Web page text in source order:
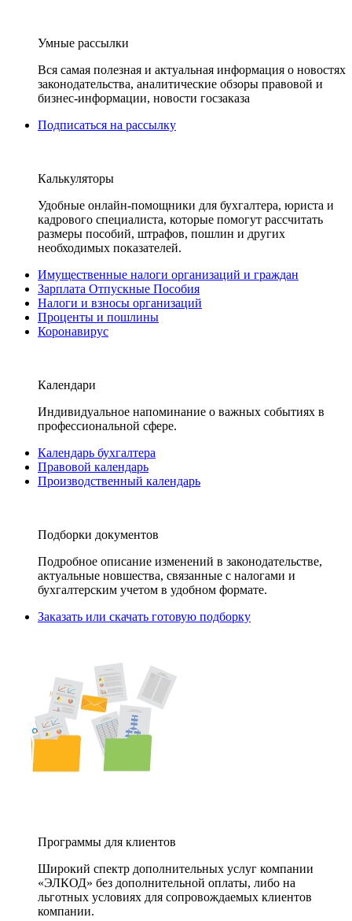
Умные рассылки
Вся самая полезная и актуальная информация о новостях
законодательства, аналитические обзоры правовой и
бизнес-информации, новости госзаказа
Подписаться на рассылку
Калькуляторы
Удобные онлайн-помощники для бухгалтера, юриста и
кадрового специалиста, которые помогут рассчитать
размеры пособий, штрафов, пошлин и других
необходимых показателей.
Имущественные налоги организаций и граждан
Зарплата Отпускные Пособия
Налоги и взносы организаций
Проценты и пошлины
Коронавирус
Календари
Индивидуальное напоминание о важных событиях в
профессиональной сфере.
Календарь бухгалтера
Правовой календарь
Производственный календарь
Подборки документов
Подробное описание изменений в законодательстве,
актуальные новшества, связанные с налогами и
бухгалтерским учетом в удобном формате.
Заказать или скачать готовую подборку
Программы для клиентов
Широкий спектр дополнительных услуг компании
«ЭЛКОД» без дополнительной оплаты, либо на
льготных условиях для сопровождаемых клиентов
компании.